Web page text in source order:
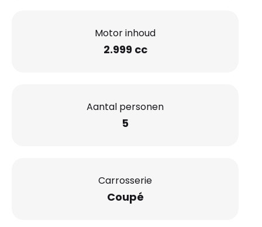
Motor inhoud
2.999 cc
Aantal personen
5
Carrosserie
Coupé